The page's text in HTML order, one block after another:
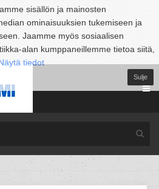
sisällön ja mainosten
ominaisuuksien tukemiseen ja
Jaamme myös sosiaalisen
alan kumppaneillemme tietoa siitä,
tiedot
Sulje